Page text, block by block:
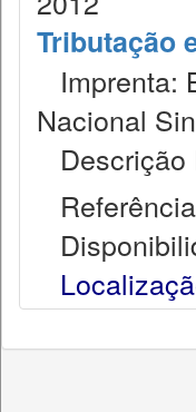
Tributação
Imprenta:
Nacional
Descrição